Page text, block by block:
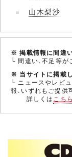
山木梨沙
※ 掲載情報に間違
└ 間違い、不足等が
※ 当サイトに掲載
└ ニュースやレビ
報、いずれもご提供
詳しくはこちら